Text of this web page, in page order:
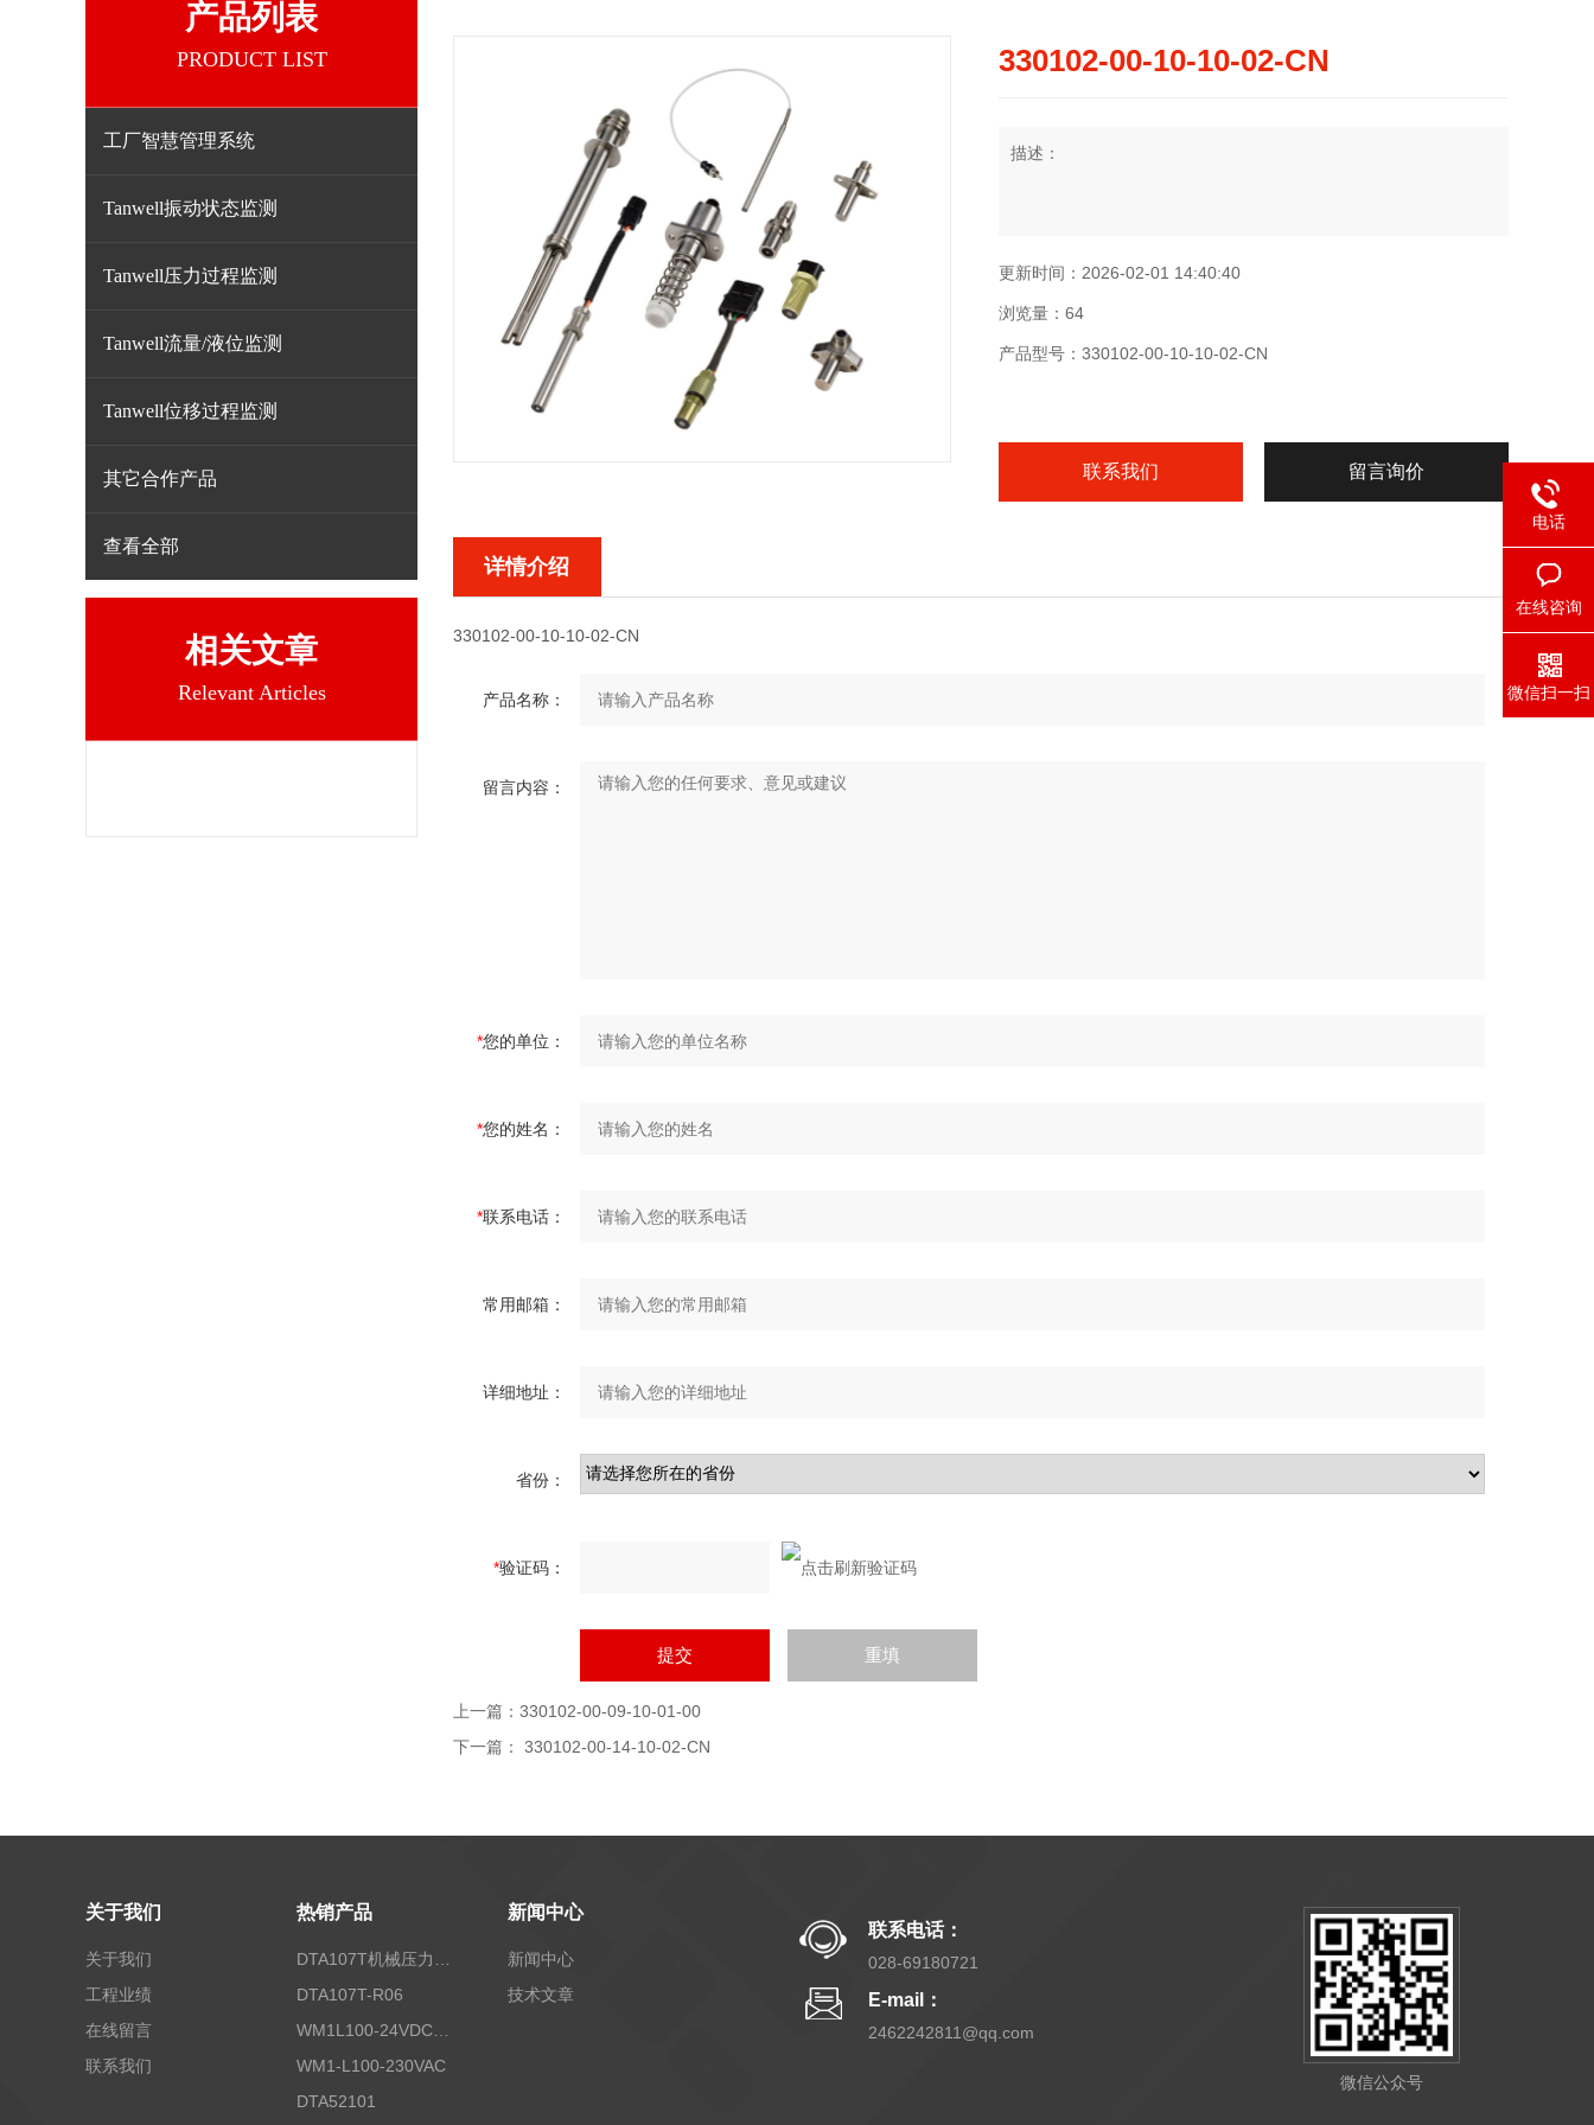
产品列表
PRODUCT LIST
工厂智慧管理系统
Tanwell振动状态监测
Tanwell压力过程监测
Tanwell流量/液位监测
Tanwell位移过程监测
其它合作产品
查看全部
相关文章
Relevant Articles
330102-00-10-10-02-CN
描述：
更新时间：2026-02-01 14:40:40
浏览量：64
产品型号：330102-00-10-10-02-CN
联系我们 留言询价
详情介绍
330102-00-10-10-02-CN
产品名称：
留言内容：
*您的单位：
*您的姓名：
*联系电话：
常用邮箱：
详细地址：
省份：
*验证码：
上一篇： 330102-00-09-10-01-00
下一篇： 330102-00-14-10-02-CN
关于我们
关于我们
工程业绩
在线留言
联系我们
热销产品
DTA107T-R06
WM1-L100-230VAC
DTA52101
新闻中心
新闻中心
技术文章
联系电话：
028-69180721
E-mail：
2462242811@qq.com
微信公众号
电话
在线咨询
微信扫一扫